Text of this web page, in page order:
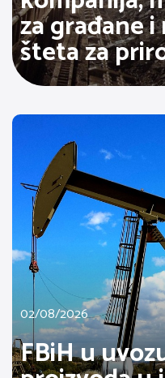
za građane
šteta za
02/08/2026
FBiH u